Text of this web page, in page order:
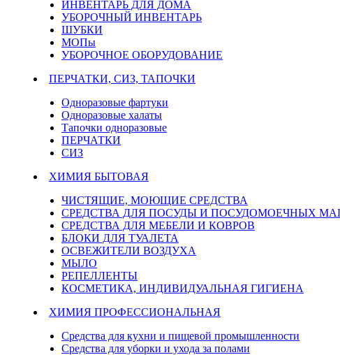
ИНВЕНТАРЬ ДЛЯ ДОМА
УБОРОЧНЫЙ ИНВЕНТАРЬ
ШУБКИ
МОПы
УБОРОЧНОЕ ОБОРУДОВАНИЕ
ПЕРЧАТКИ, СИЗ, ТАПОЧКИ
Одноразовые фартуки
Одноразовые халаты
Тапочки одноразовые
ПЕРЧАТКИ
СИЗ
ХИМИЯ БЫТОВАЯ
ЧИСТЯЩИЕ, МОЮЩИЕ СРЕДСТВА
СРЕДСТВА ДЛЯ ПОСУДЫ И ПОСУДОМОЕЧНЫХ
СРЕДСТВА ДЛЯ МЕБЕЛИ И КОВРОВ
БЛОКИ ДЛЯ ТУАЛЕТА
ОСВЕЖИТЕЛИ ВОЗДУХА
МЫЛО
РЕПЕЛЛЕНТЫ
КОСМЕТИКА, ИНДИВИДУАЛЬНАЯ ГИГИЕНА
ХИМИЯ ПРОФЕССИОНАЛЬНАЯ
Средства для кухни и пищевой промышленности
Средства для уборки и ухода за полами